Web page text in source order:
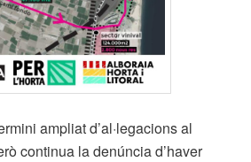
ampliat d’al·legacions al
continua la denúncia d’haver